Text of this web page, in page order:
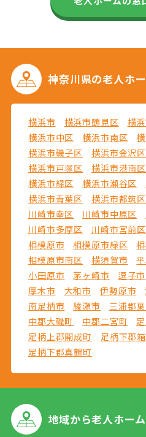
神奈川県の老人ホ
横浜市 横浜市鶴見区 横
横浜市中区
横浜市南区
横浜市磯子区
横浜市金沢区
横浜市戸塚区
横浜市港南区
横浜市緑区
横浜市瀬谷区
横浜市青葉区
横浜市都筑区
川崎市幸区
川崎市中原区
川崎市多摩区
川崎市宮前区
相模原市
相模原市緑区
相模原市南区
横須賀市
小田原市
茅ヶ崎市 逗子市
厚木市
大和市 伊勢原市
南足柄市
綾瀬市 三浦郡
中郡大磯町
中郡二宮町
足柄上郡開成町
足柄下郡
足柄下郡真鶴町
地域から老人ホー